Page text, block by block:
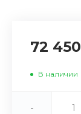
72
В наличии
-